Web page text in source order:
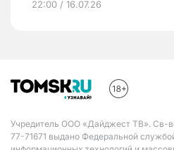
22:00 / 16.07.26
Учредитель ООО «Дайджест ТВ».
77-71671 выдано Федеральной